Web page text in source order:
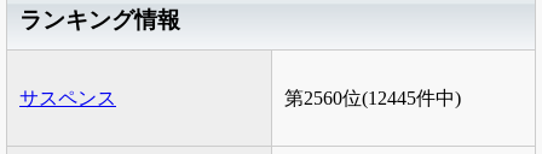
ランキング情報
サスペンス 第2560位(12445件中)